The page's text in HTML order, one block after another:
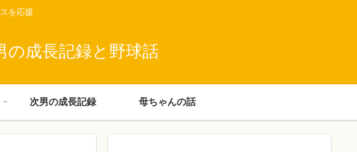
を応援
の成長記録と野球話
次男の成長記録 母ちゃんの話